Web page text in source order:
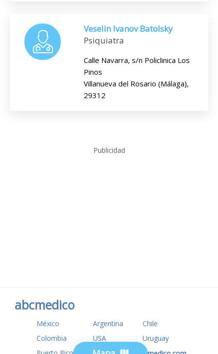
Veselin Ivanov Batolsky
Psiquiatra
Calle Navarra, s/n Policlinica Los
Pinos
Villanueva del Rosario (Málaga),
29312
Publicidad
abcmedico
México Argentina
Chile
Colombia
USA
Uruguay